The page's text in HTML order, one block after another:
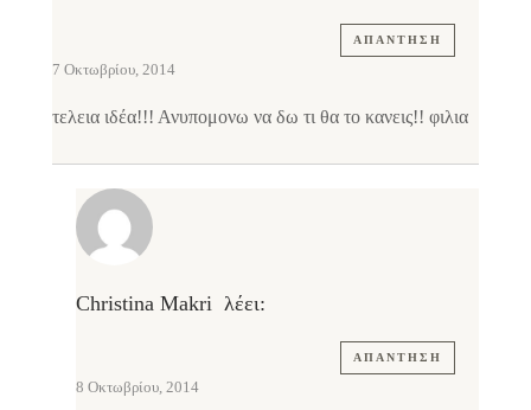
ΑΠΆΝΤΗΣΗ
7 Οκτωβρίου, 2014
τελεια ιδέα!!! Ανυπομονω να δω τι θα το κανεις!! φιλια
Christina Makri λέει:
ΑΠΆΝΤΗΣΗ
8 Οκτωβρίου, 2014